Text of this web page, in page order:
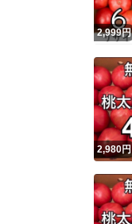
2,999円
2,980円